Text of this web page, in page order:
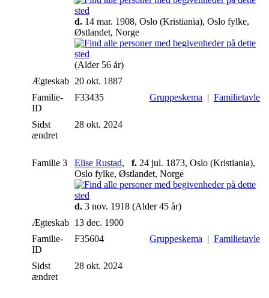
d. 14 mar. 1908, Oslo (Kristiania), Oslo fylke,
Østlandet, Norge
(Alder 56 år)
Ægteskab 20 okt. 1887
Familie-
ID
F33435 Gruppeskema | Familietavle
Sidst
ændret
28 okt. 2024
Familie 3 Elise Rustad, f. 24 jul. 1873, Oslo (Kristiania),
Oslo fylke, Østlandet, Norge
d. 3 nov. 1918 (Alder 45 år)
Ægteskab 13 dec. 1900
Familie-
ID
F35604 Gruppeskema | Familietavle
Sidst
ændret
28 okt. 2024